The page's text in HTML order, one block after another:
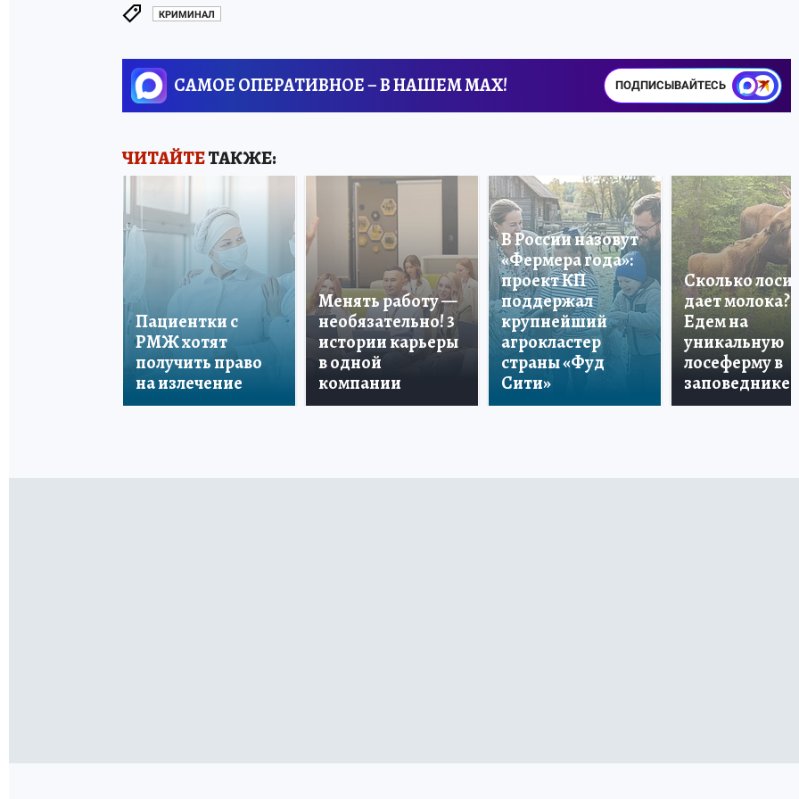
КРИМИНАЛ
САМОЕ ОПЕРАТИВНОЕ – В НАШЕМ MAX! ПОДПИСЫВАЙТЕСЬ
ЧИТАЙТЕТАКЖЕ:
Пациентки с
РМЖ хотят
получить право
на излечение
Менять работу —
необязательно! 3
истории карьеры
в одной
компании
В России назовут
«Фермера года»:
проект КП
поддержал
крупнейший
агрокластер
страны «Фуд
Сити»
Сколько лосиха
дает молока?
Едем на
уникальную
лосеферму в
заповеднике!